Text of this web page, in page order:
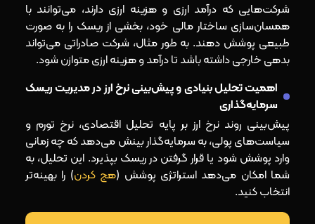
شرکت‌هایی که درآمد ارزی و هزینه ارزی دارند، می‌توانند با
همسان‌سازی ساختار مالی خود، بخشی از ریسک را به‌ صورت
طبیعی پوشش دهند. به طور مثال، شرکت صادراتی می‌تواند
بدهی خارجی داشته باشد تا درآمد و هزینه ارزی متوازن شود.
اهمیت تحلیل بنیادی و پیش‌بینی نرخ ارز در مدیریت ریسک
سرمایه‌گذاری
پیش‌بینی روند نرخ ارز بر پایه تحلیل اقتصادی، نرخ تورم و
سیاست‌های پولی، به سرمایه‌گذار بینش می‌دهد که چه زمانی
وارد پوشش شود یا قرار گرفتن در ریسک بپذیرد. این تحلیل، به
شما امکان می‌دهد استراتژی پوشش (هج کردن) را بهینه‌تر
انتخاب کنید.